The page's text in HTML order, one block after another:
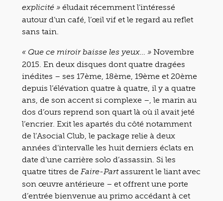
explicité » éludait récemment l’intéressé
autour d’un café, l’œil vif et le regard au reflet
sans tain.
« Que ce miroir baisse les yeux… » Novembre
2015. En deux disques dont quatre dragées
inédites – ses 17ème, 18ème, 19ème et 20ème
depuis l’élévation quatre à quatre, il y a quatre
ans, de son accent si complexe –, le marin au
dos d’ours reprend son quart là où il avait jeté
l’encrier. Exit les apartés du côté notamment
de l’Asocial Club, le package relie à deux
années d’intervalle les huit derniers éclats en
date d’une carrière solo d’assassin. Si les
quatre titres de Faire-Partassurent le liant avec
son œuvre antérieure – et offrent une porte
d’entrée bienvenue au primo accédant à cet